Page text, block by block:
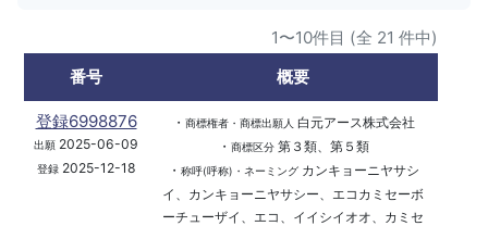
1〜10件目 (全 21 件中)
番号
概要
登録6998876
出願 2025-06-09
登録2025-12-18
・ 商標権者・商標出願人
白元アース株式会社
・ 商標区分第３類、第５類
・ 称呼(呼称)・ネーミングカンキョーニヤサシ
イ、カンキョーニヤサシー、エコカミセーボ
ーチューザイ、エコ、イイシイオオ、カミセ